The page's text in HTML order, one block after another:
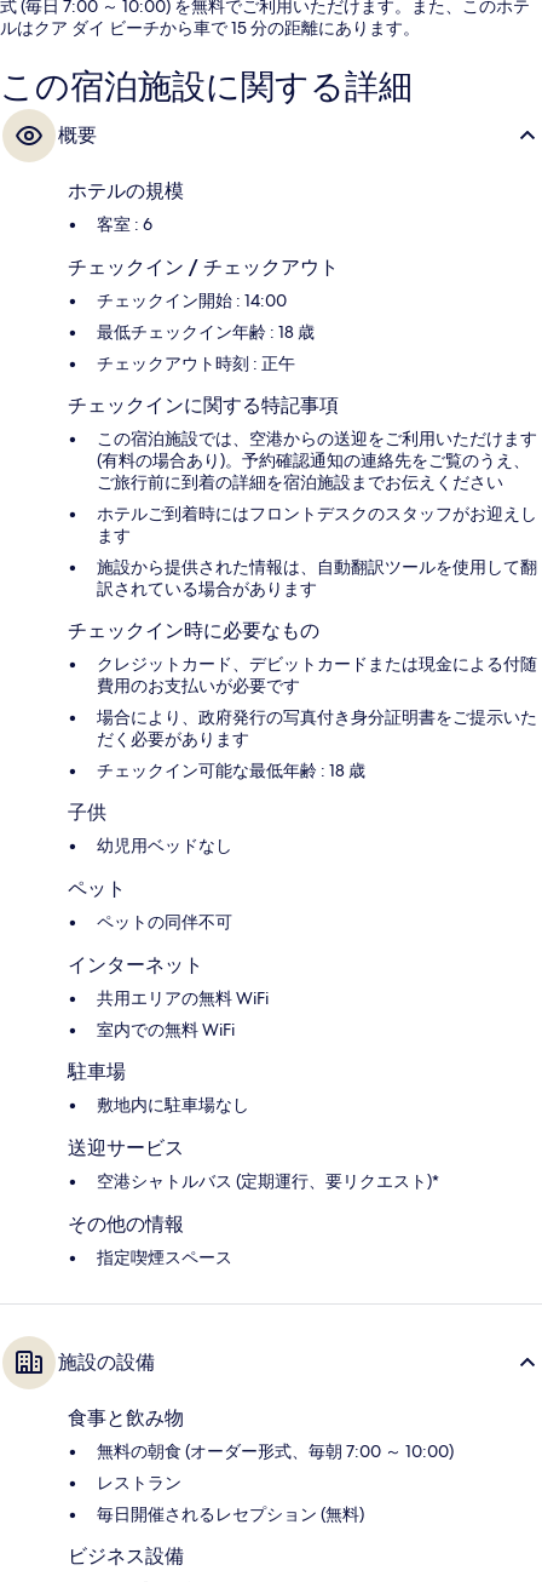
式 (毎日 7:00 ～ 10:00) を無料でご利用いただけます。また、このホテ
ルはクア ダイ ビーチから車で 15 分の距離にあります。
この宿泊施設に関する詳細
概要
ホテルの規模
客室 : 6
チェックイン / チェックアウト
チェックイン開始 : 14:00
最低チェックイン年齢 : 18 歳
チェックアウト時刻 : 正午
チェックインに関する特記事項
この宿泊施設では、空港からの送迎をご利用いただけます
(有料の場合あり)。予約確認通知の連絡先をご覧のうえ、
ご旅行前に到着の詳細を宿泊施設までお伝えください
ホテルご到着時にはフロントデスクのスタッフがお迎えし
ます
施設から提供された情報は、自動翻訳ツールを使用して翻
訳されている場合があります
チェックイン時に必要なもの
クレジットカード、デビットカードまたは現金による付随
費用のお支払いが必要です
場合により、政府発行の写真付き身分証明書をご提示いた
だく必要があります
チェックイン可能な最低年齢 : 18 歳
子供
幼児用ベッドなし
ペット
ペットの同伴不可
インターネット
共用エリアの無料 WiFi
室内での無料 WiFi
駐車場
敷地内に駐車場なし
送迎サービス
空港シャトルバス (定期運行、要リクエスト)*
その他の情報
指定喫煙スペース
施設の設備
食事と飲み物
無料の朝食 (オーダー形式、毎朝 7:00 ～ 10:00)
レストラン
毎日開催されるレセプション (無料)
ビジネス設備